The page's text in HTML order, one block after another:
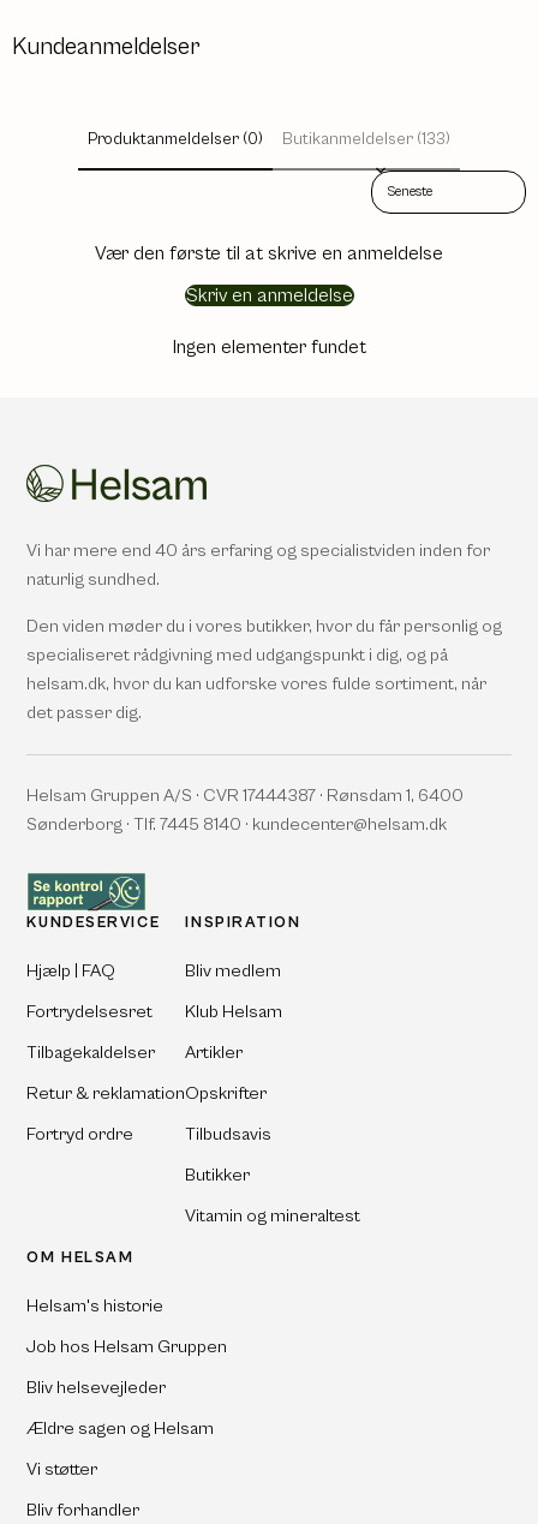
Kundeanmeldelser
Produktanmeldelser (0) Butikanmeldelser (133)
Sort reviews by
Vær den første til at skrive en anmeldelse
Skriv en anmeldelse
Ingen elementer fundet
Vi har mere end 40 års erfaring og specialistviden inden for
naturlig sundhed.
Den viden møder du i vores butikker, hvor du får personlig og
specialiseret rådgivning med udgangspunkt i dig, og på
helsam.dk, hvor du kan udforske vores fulde sortiment, når
det passer dig.
Helsam Gruppen A/S · CVR 17444387 · Rønsdam 1, 6400
Sønderborg · Tlf. 7445 8140 · kundecenter@helsam.dk
KUNDESERVICE
Hjælp | FAQ
Fortrydelsesret
Tilbagekaldelser
Retur & reklamation
Fortryd ordre
INSPIRATION
Bliv medlem
Klub Helsam
Artikler
Opskrifter
Tilbudsavis
Butikker
Vitamin og mineraltest
OM HELSAM
Helsam's historie
Job hos Helsam Gruppen
Bliv helsevejleder
Ældre sagen og Helsam
Vi støtter
Bliv forhandler